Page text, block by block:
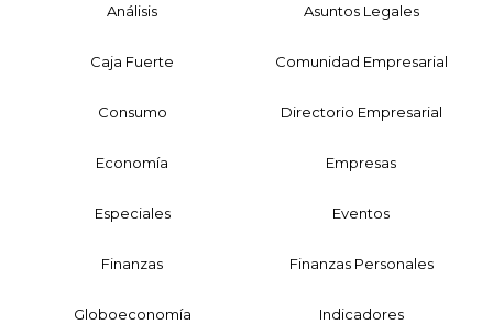
Análisis Asuntos Legales
Caja Fuerte Comunidad Empresarial
Consumo Directorio Empresarial
Economía Empresas
Especiales Eventos
Finanzas Finanzas Personales
Globoeconomía Indicadores